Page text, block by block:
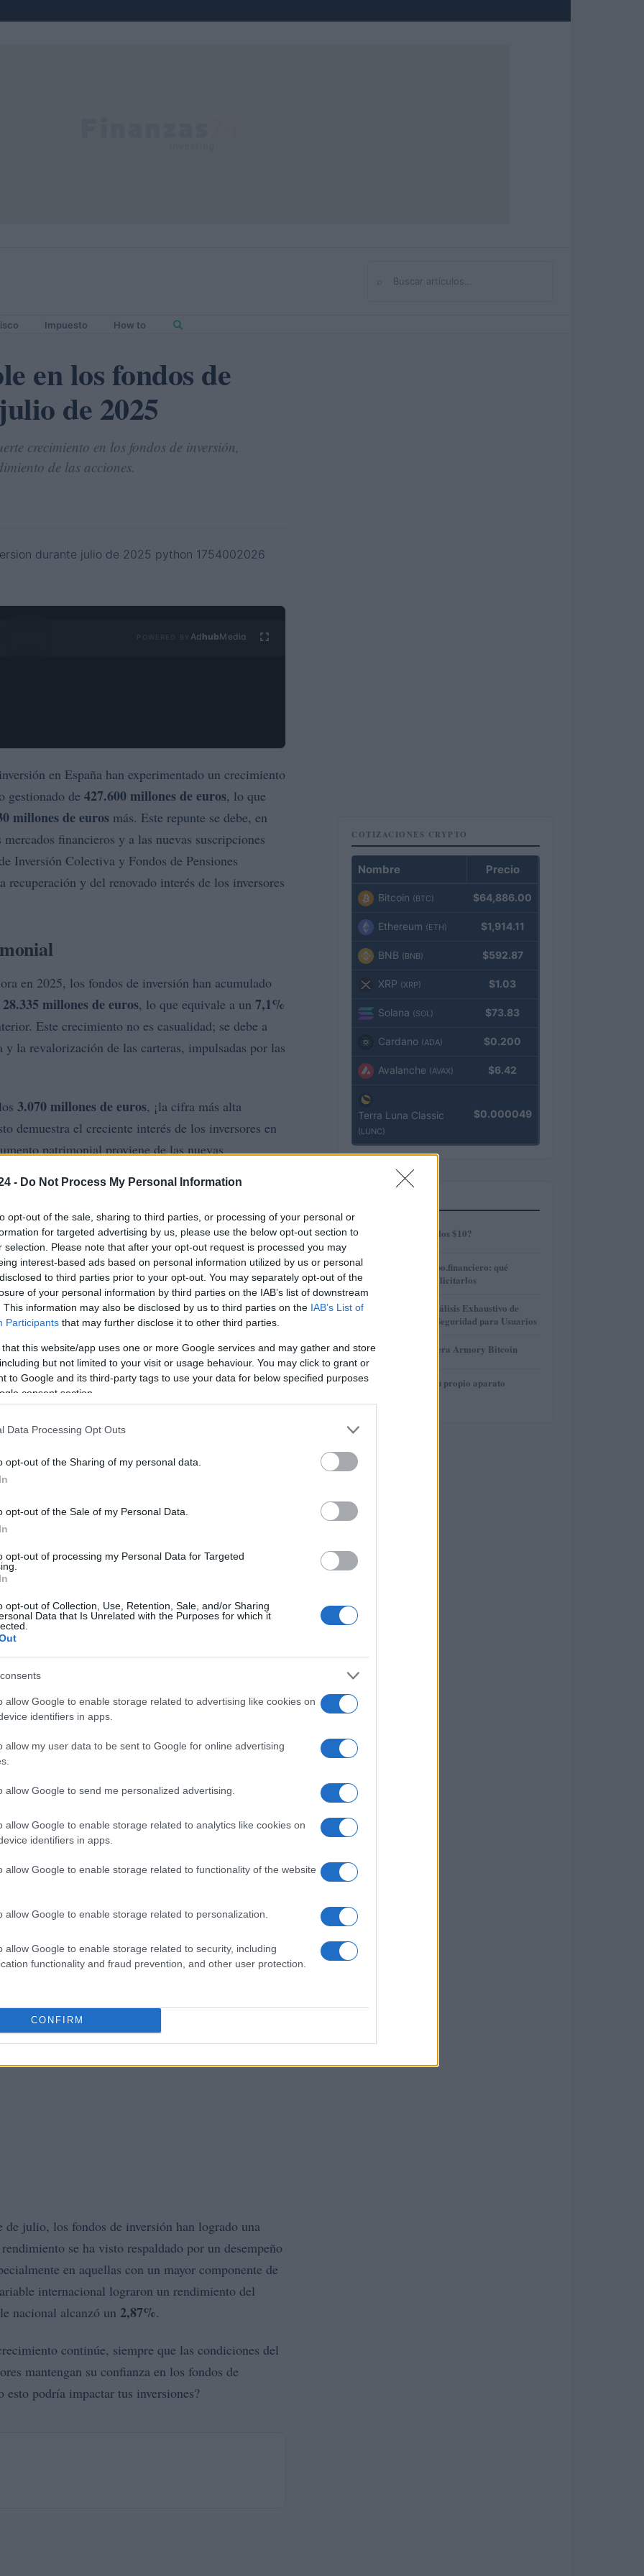
- Do Not Process My Personal Information
opt-out of the sale, sharing to third parties, or processing of your personal or
for targeted advertising by us, please use the below opt-out section to
selection. Please note that after your opt-out request is processed you may
interest-based ads based on personal information utilized by us or personal
to third parties prior to your opt-out. You may separately opt-out of the
of your personal information by third parties on the IAB’s list of downstream
This information may also be disclosed by us to third parties on the IAB’s List of
Participants that may further disclose it to other third parties.
that this website/app uses one or more Google services and may gather and store
but not limited to your visit or usage behaviour. You may click to grant or
to Google and its third-party tags to use your data for below specified purposes
consent section.
Data Processing Opt Outs
opt-out of the Sharing of my personal data.
opt-out of the Sale of my Personal Data.
opt-out of processing my Personal Data for Targeted
opt-out of Collection, Use, Retention, Sale, and/or Sharing
Data that Is Unrelated with the Purposes for which it
allow Google to enable storage related to advertising like cookies on
identifiers in apps.
allow my user data to be sent to Google for online advertising
allow Google to send me personalized advertising.
allow Google to enable storage related to analytics like cookies on
identifiers in apps.
allow Google to enable storage related to functionality of the website
allow Google to enable storage related to personalization.
allow Google to enable storage related to security, including
functionality and fraud prevention, and other user protection.
CONFIRM
Buscar
Impuesto How to
en los fondos de
de 2025
crecimiento en los fondos de inversión,
de las acciones.
Ad hubMedia
en España han experimentado un crecimiento
gestionado de 427.600 millones de euros, lo que
millones de euros más. Este repunte se debe, en
financieros y a las nuevas suscripciones
Inversión Colectiva y Fondos de Pensiones
recuperación y del renovado interés de los inversores
en 2025, los fondos de inversión han acumulado
28.335 millones de euros, lo que equivale a un 7,1%
Este crecimiento no es casualidad; se debe a
la revalorización de las carteras, impulsadas por las
3.070 millones de euros, ¡la cifra más alta
demuestra el creciente interés de los inversores en
patrimonial proviene de las nuevas
a las revalorizaciones de los activos. ¿Te
números?
fondos
los fondos de renta fija han brillado con un
euros, lo que representa un crecimiento del2,4%
por los nuevos flujos de entrada, sobre todo en los
cerca de 25.000 millones de eurosen lo que
a tu estrategia de inversión?
variable han tenido un rendimiento más variado.
mostraron un crecimiento en julio gracias al
760 millones de eurosen conjunto. Sin embargo,
con una caída del
el sector
de suscripciones indican una tendencia positiva
fondos registraron las mayores entradas netas con
de los inversores por productos más seguros.
internacional lideraron los reembolsos con salidas
julio, los fondos de inversión han logrado una
se ha visto respaldado por un desempeño
en aquellas con un mayor componente de
internacional lograron un rendimiento del
nacional alcanzó un 2,87%.
continúe, siempre que las condiciones del
mantengan su confianza en los fondos de
esto podría impactar tus inversiones?
COTIZACIONES CRYPTO
Nombre Precio
Bitcoin (BTC) $64,886.00
Ethereum (ETH) $1,914.11
BNB (BNB) $592.87
XRP (XRP) $1.03
Solana (SOL) $73.83
Cardano (ADA) $0.200
Avalanche (AVAX) $6.42
Terra Luna Classic
(LUNC)
$0.000049
1 ¿AMP alcanzará los $10?
2
Préstamos en Kubo.financiero: qué
ofrecen y cómo solicitarlos
3
Gana Crédito: Análisis Exhaustivo de
Funcionalidad y Seguridad para Usuarios
4 Revisión de billetera Armory Bitcoin
5 Cómo construir tu propio aparato